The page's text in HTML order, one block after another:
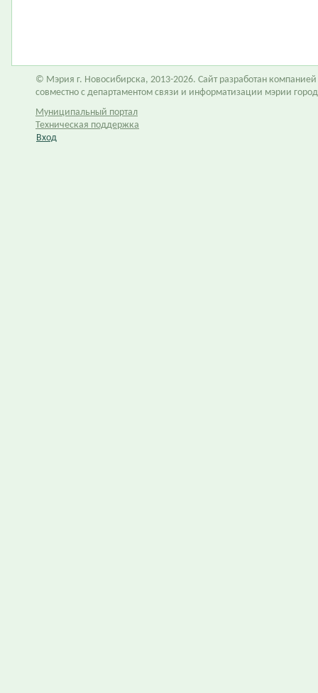
© Мэрия г. Новосибирска, 2013-2026. Сайт разработан компанией
совместно с департаментом связи и информатизации мэрии
Муниципальный портал
Техническая поддержка
Вход